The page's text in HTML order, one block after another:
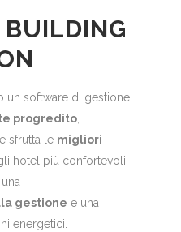
un software di gestione,
progredito,
sfrutta le migliori
hotel più confortevoli,
gestione e una
energetici.